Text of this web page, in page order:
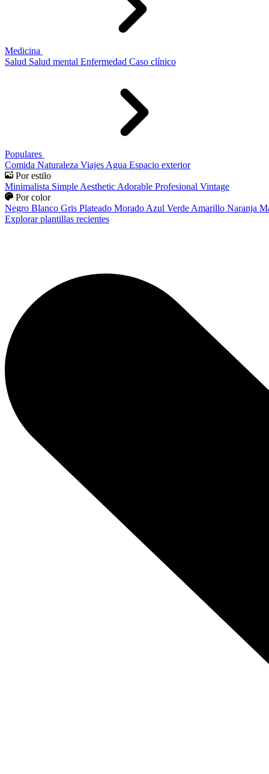
Medicina
Salud Salud mental Enfermedad Caso clínico
Populares
Comida Naturaleza Viajes Agua Espacio exterior
Por estilo
Minimalista Simple Aesthetic Adorable Profesional Vintage
Por color
Negro Blanco Gris Plateado Morado Azul Verde Amarillo Naranja
Explorar plantillas recientes